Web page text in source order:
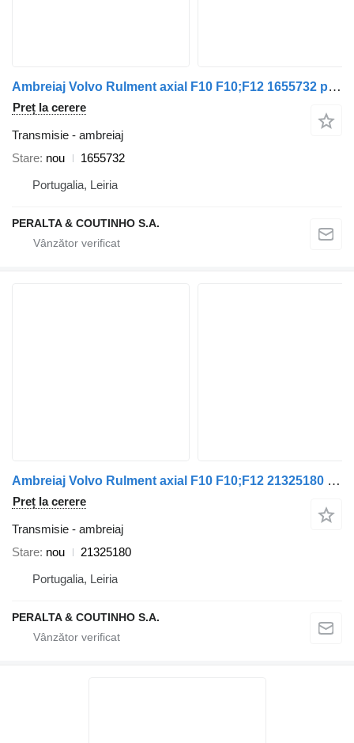
Ambreiaj Volvo Rulment axial F10 F10;F12 1655732 pentru remorcă Volvo
Preț la cerere
Transmisie - ambreiaj
Stare nou
1655732
Portugalia, Leiria
PERALTA & COUTINHO S.A.
Ambreiaj Volvo Rulment axial F10 F10;F12 21325180 pentru remorcă Volvo
Preț la cerere
Transmisie - ambreiaj
Stare nou
21325180
Portugalia, Leiria
PERALTA & COUTINHO S.A.